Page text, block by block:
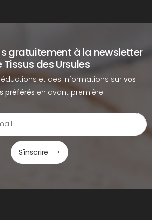
gratuitement à la newsletter
Tissus des Ursules
et des informations sur vos
préférés en avant première.
S'inscrire